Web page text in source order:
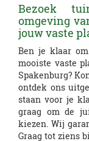
Bezoek
omgeving
jouw vaste
Ben je klaar
mooiste vaste
Spakenburg?
ontdek ons
staan voor je
graag om de
kiezen. Wij
Graag tot ziens